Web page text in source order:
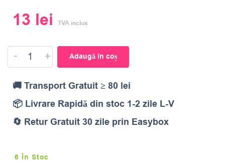
13 lei TVA inclus
- + Adaugă în coș
🚚 Transport Gratuit ≥ 80 lei
📦 Livrare Rapidă din stoc 1-2 zile L-V
🔄 Retur Gratuit 30 zile prin Easybox
6 În Stoc